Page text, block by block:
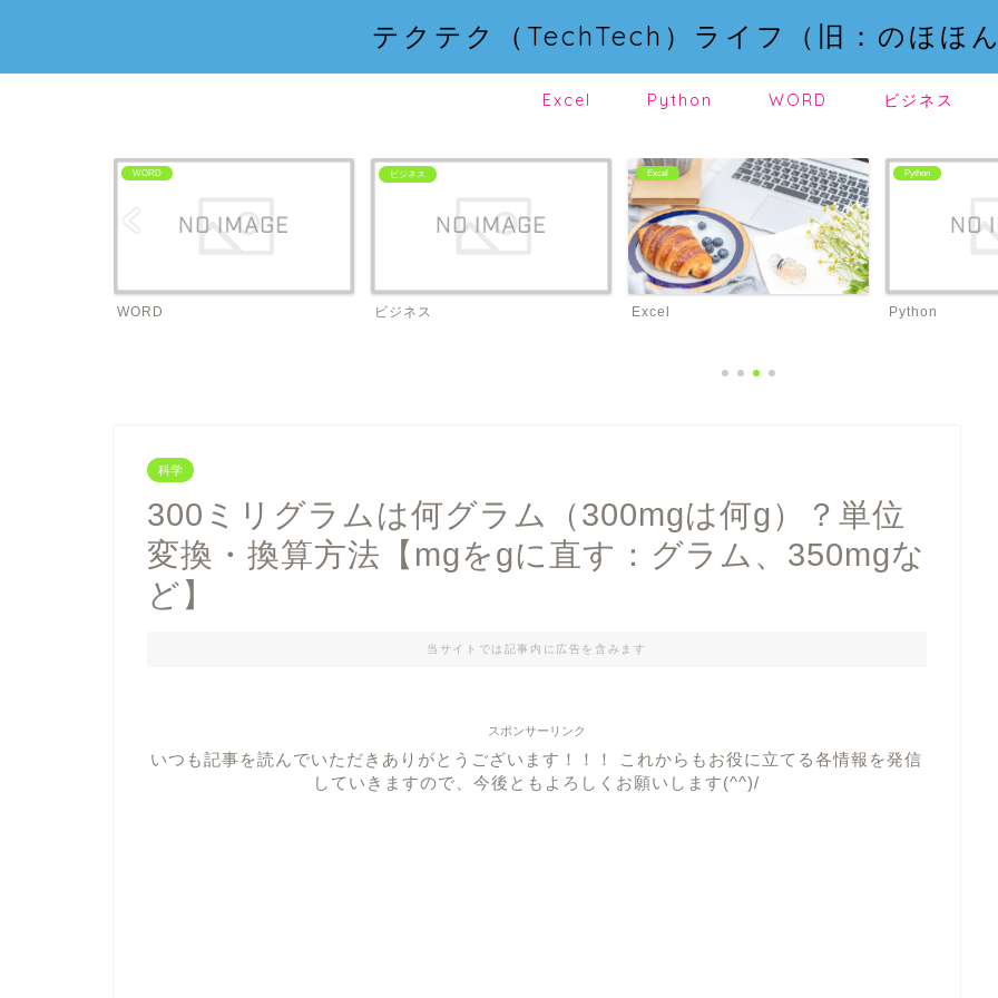
テクテク（TechTech）ライフ（旧：のほほん
Excel Python WORD ビジネス
WORD
WORD
ビジネス
ビジネス
Excel
Excel
Python
Python
科学
300ミリグラムは何グラム（300mgは何g）？単位
変換・換算方法【mgをgに直す：グラム、350mgな
ど】
当サイトでは記事内に広告を含みます
スポンサーリンク
いつも記事を読んでいただきありがとうございます！！！ これからもお役に立てる各情報を発信
していきますので、今後ともよろしくお願いします(^^)/